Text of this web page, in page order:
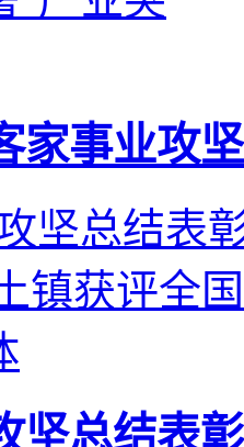
家事业攻
坚总结表